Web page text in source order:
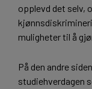
opplevd det selv,
muligheter til å
På den andre
studiehverdagen